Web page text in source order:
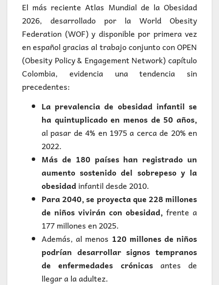
El más reciente Atlas Mundial de la Obesidad
2026, desarrollado por la World Obesity
Federation (WOF) y disponible por primera vez
en español gracias al trabajo conjunto con OPEN
(Obesity Policy & Engagement Network) capítulo
Colombia, evidencia una tendencia sin
precedentes:
La prevalencia de obesidad infantil se
ha quintuplicado en menos de 50 años,
al pasar de 4% en 1975 a cerca de 20% en
2022.
Más de 180 países han registrado un
aumento sostenido del sobrepeso y la
obesidadinfantil desde 2010.
Para 2040, se proyecta que 228 millones
de niños vivirán con obesidad, frente a
177 millones en 2025.
Además, al menos 120 millones de niños
podrían desarrollar signos tempranos
de enfermedades crónicas antes de
llegar a la adultez.